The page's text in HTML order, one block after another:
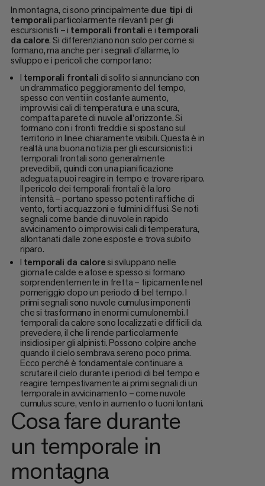
In montagna, ci sono principalmente due tipi di
temporaliparticolarmente rilevanti per gli
escursionisti – i temporali frontali e itemporali
da calore. Si differenziano non solo per come si
formano, ma anche per i segnali d'allarme, lo
sviluppo e i pericoli che comportano:
I temporali frontali di solito si annunciano con
un drammatico peggioramento del tempo,
spesso con venti in costante aumento,
improvvisi cali di temperatura e una scura,
compatta parete di nuvole all'orizzonte. Si
formano con i fronti freddi e si spostano sul
territorio in linee chiaramente visibili. Questa è in
realtà una buona notizia per gli escursionisti: i
temporali frontali sono generalmente
prevedibili, quindi con una pianificazione
adeguata puoi reagire in tempo e trovare riparo.
Il pericolo dei temporali frontali è la loro
intensità – portano spesso potenti raffiche di
vento, forti acquazzoni e fulmini diffusi. Se noti
segnali come bande di nuvole in rapido
avvicinamento o improvvisi cali di temperatura,
allontanati dalle zone esposte e trova subito
riparo.
I temporali da caloresi sviluppano nelle
giornate calde e afose e spesso si formano
sorprendentemente in fretta – tipicamente nel
pomeriggio dopo un periodo di bel tempo. I
primi segnali sono nuvole cumulus imponenti
che si trasformano in enormi cumulonembi. I
temporali da calore sono localizzati e difficili da
prevedere, il che li rende particolarmente
insidiosi per gli alpinisti. Possono colpire anche
quando il cielo sembrava sereno poco prima.
Ecco perché è fondamentale continuare a
scrutare il cielo durante i periodi di bel tempo e
reagire tempestivamente ai primi segnali di un
temporale in avvicinamento – come nuvole
cumulus scure, vento in aumento o tuoni lontani.
Cosa fare durante
un temporale in
montagna